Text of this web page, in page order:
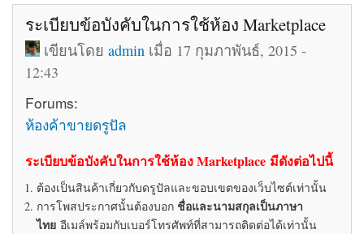
ระเบียบข้อบังคับในการใช้ห้อง Marketplace
เขียนโดยadmin เมื่อ 17 กุมภาพันธ์, 2015 -
12:43
Forums:
ห้องค้าขายดรูปัล
ระเบียบข้อบังคับในการใช้ห้อง Marketplace มีดังต่อไปนี้
ต้องเป็นสินค้าเกี่ยวกับดรูปัลและขอบเขตของเว็บไซต์เท่านั้น
การโพสประกาศนั้นต้องบอก ชื่อและนามสกุลเป็นภาษา
ไทย อีเมล์พร้อมกับเบอร์โทรศัพท์ที่สามารถติดต่อได้เท่านั้น